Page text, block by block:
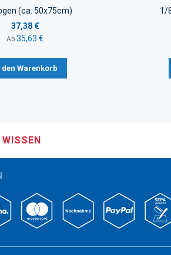
(ca. 50x75cm)
37,38 €
Ab 35,63 €
den Warenkorb
1/